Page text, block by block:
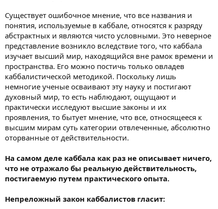
Существует ошибочное мнение, что все названия и
понятия, используемые в каббале, относятся к разряду
абстрактных и являются чисто условными. Это неверное
представление возникло вследствие того, что каббала
изучает высший мир, находящийся вне рамок времени и
пространства. Его можно постичь только овладев
каббалистической методикой. Поскольку лишь
немногие ученые осваивают эту науку и постигают
духовный мир, то есть наблюдают, ощущают и
практически исследуют высшие законы и их
проявления, то бытует мнение, что все, относящееся к
высшим мирам суть категории отвлеченные, абсолютно
оторванные от действительности.
На самом деле каббала как раз не описывает ничего,
что не отражало бы реальную действительность,
постигаемую путем практического опыта.
Непреложный закон каббалистов гласит: